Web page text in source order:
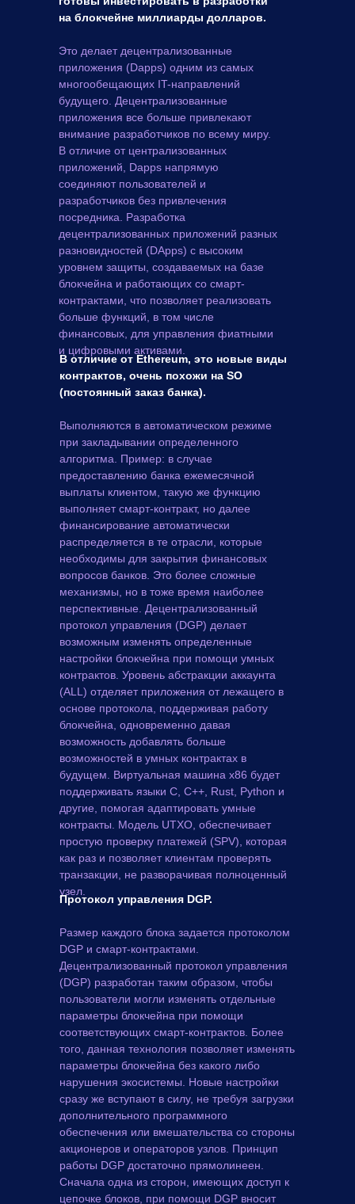
на блокчейне миллиарды долларов.
Это делает децентрализованные
приложения (Dapps) одним из самых
многообещающих IT-направлений
будущего. Децентрализованные
приложения все больше привлекают
внимание разработчиков по всему миру.
В отличие от централизованных
приложений, Dapps напрямую
соединяют пользователей и
разработчиков без привлечения
посредника. Разработка
децентрализованных приложений разных
разновидностей (DApps) с высоким
уровнем защиты, создаваемых на базе
блокчейна и работающих со смарт-
контрактами, что позволяет реализовать
больше функций, в том числе
финансовых, для управления фиатными
и цифровыми активами.
В отличие от Ethereum, это новые виды
контрактов, очень похожи на SO
(постоянный заказ банка).
Выполняются в автоматическом режиме
при закладывании определенного
алгоритма. Пример: в случае
предоставлению банка ежемесячной
выплаты клиентом, такую же функцию
выполняет смарт-контракт, но далее
финансирование автоматически
распределяется в те отрасли, которые
необходимы для закрытия финансовых
вопросов банков. Это более сложные
механизмы, но в тоже время наиболее
перспективные. Децентрализованный
протокол управления (DGP) делает
возможным изменять определенные
настройки блокчейна при помощи умных
контрактов. Уровень абстракции аккаунта
(ALL) отделяет приложения от лежащего в
основе протокола, поддерживая работу
блокчейна, одновременно давая
возможность добавлять больше
возможностей в умных контрактах в
будущем. Виртуальная машина x86 будет
поддерживать языки C, C++, Rust, Python и
другие, помогая адаптировать умные
контракты. Модель UTXO, обеспечивает
простую проверку платежей (SPV), которая
как раз и позволяет клиентам проверять
транзакции, не разворачивая полноценный
узел.
Протокол управления DGP.
Размер каждого блока задается протоколом
DGP и смарт-контрактами.
Децентрализованный протокол управления
(DGP) разработан таким образом, чтобы
пользователи могли изменять отдельные
параметры блокчей­на при помощи
соответствующих смарт-контрактов. Более
того, данная технология позволяет изменять
параметры блокчейна без какого либо
нарушения экосистемы. Новые настройки
сразу же вступают в си­лу, не требуя загрузки
дополнительного программного
обеспечения или вмешательства со стороны
акционеров и операторов узлов. Принцип
работы DGP достаточ­но прямолинеен.
Сначала одна из сторон, имеющих доступ к
цепочке блоков, при помощи DGP вносит